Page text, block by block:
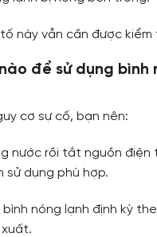
này vẫn cần được kiểm
để sử dụng bình
cơ sự cố, bạn nên:
nước rồi tắt nguồn điện
sử dụng phù hợp.
bình nóng lạnh định kỳ